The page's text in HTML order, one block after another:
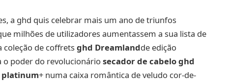
a ghd quis celebrar mais um ano de triunfos
milhões de utilizadores aumentassem a sua lista de
coleção de coffretsghd Dreamlandde edição
o poder do revolucionáriosecador de cabelo ghd
+ numa caixa romântica de veludo cor-de-